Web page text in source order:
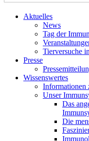
Aktuelles
News
Tag der
Tierversuche
Presse
Wissenswertes
Informationen
Unser
Das
Die